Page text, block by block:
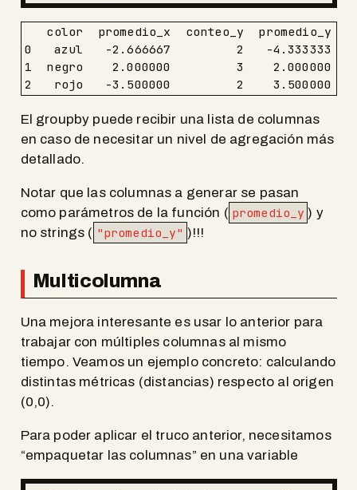
   color  promedio_x  conteo_y  promedio_y
0   azul   -2.666667         2   -4.333333
1  negro    2.000000         3    2.000000
2   rojo   -3.500000         2    3.500000
El groupby puede recibir una lista de columnas
en caso de necesitar un nivel de agregación más
detallado.
Notar que las columnas a generar se pasan
como parámetros de la función ( promedio_y ) y
no strings ( "promedio_y" )!!!
Multicolumna
Una mejora interesante es usar lo anterior para
trabajar con múltiples columnas al mismo
tiempo. Veamos un ejemplo concreto: calculando
distintas métricas (distancias) respecto al origen
(0,0).
Para poder aplicar el truco anterior, necesitamos
“empaquetar las columnas” en una variable